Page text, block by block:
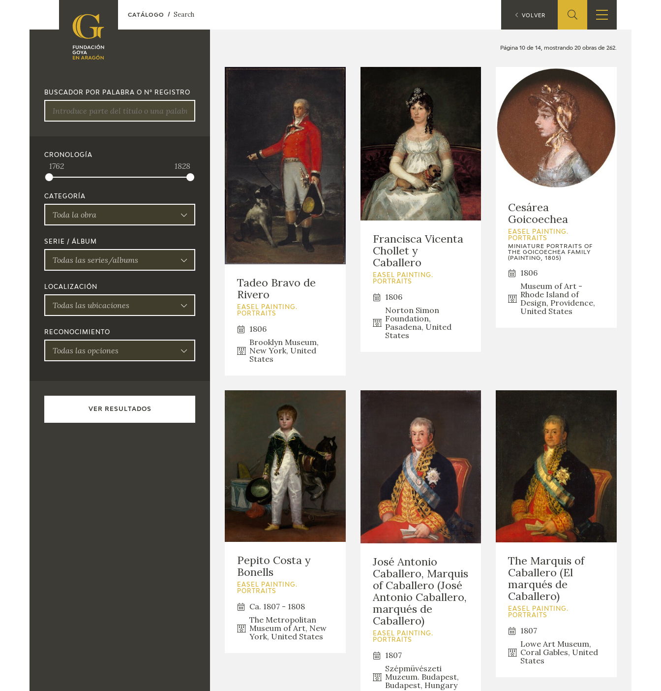
EN
FOUNDATION
CONTACT
EL VIAJE DE GOYA
CATÁLOGO
PREMIO ARAGÓN
GOYA
EDUCA
RECURSOS
EDUCATIVOS
ARASAAC
BUSCADOR POR PALABRA O Nº REGISTRO
CRONOLOGÍA
1762 1828
CATEGORÍA
Toda la obra
SERIE / ÁLBUM
Todas las series/albums
LOCALIZACIÓN
Todas las ubicaciones
RECONOCIMIENTO
Todas las opciones
Página 10 de 14, mostrando 20 obras de 262.
Tadeo Bravo de
Rivero
EASEL PAINTING.
PORTRAITS
1806
Brooklyn Museum,
New York, United
States
Francisca Vicenta
Chollet y
Caballero
EASEL PAINTING.
PORTRAITS
1806
Norton Simon
Foundation,
Pasadena, United
States
Cesárea
Goicoechea
EASEL PAINTING.
PORTRAITS
MINIATURE PORTRAITS OF
THE GOICOECHEA FAMILY
(PAINTING, 1805)
1806
Museum of Art -
Rhode Island of
Design, Providence,
United States
Pepito Costa y
Bonells
EASEL PAINTING.
PORTRAITS
Ca. 1807 - 1808
The Metropolitan
Museum of Art, New
York, United States
José Antonio
Caballero, Marquis
of Caballero (José
Antonio Caballero,
marqués de
Caballero)
EASEL PAINTING.
PORTRAITS
1807
Szépmüvészeti
Muzeum. Budapest,
Budapest, Hungary
The Marquis of
Caballero (El
marqués de
Caballero)
EASEL PAINTING.
PORTRAITS
1807
Lowe Art Museum,
Coral Gables, United
States
CATÁLOGO Search VOLVER